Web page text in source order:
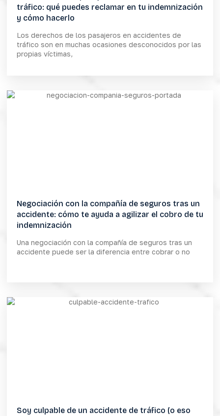
tráfico: qué puedes reclamar en tu indemnización
y cómo hacerlo
Los derechos de los pasajeros en accidentes de
tráfico son en muchas ocasiones desconocidos por las
propias víctimas,
Negociación con la compañía de seguros tras un
accidente: cómo te ayuda a agilizar el cobro de tu
indemnización
Una negociación con la compañía de seguros tras un
accidente puede ser la diferencia entre cobrar o no
Soy culpable de un accidente de tráfico (o eso